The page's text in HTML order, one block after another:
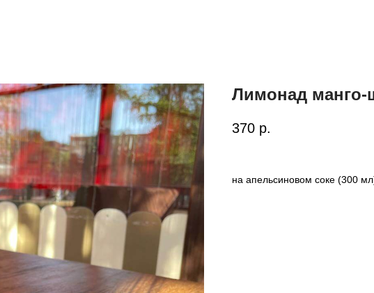
Лимонад манго-
370 р.
на апельсиновом соке (300